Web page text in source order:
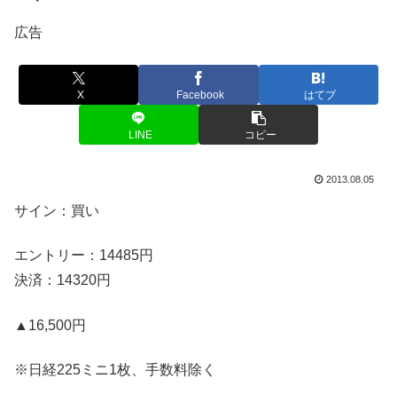
広告
X Facebook はてブ
LINE コピー
2013.08.05
サイン：買い
エントリー：14485円
決済：14320円
▲16,500円
※日経225ミニ1枚、手数料除く